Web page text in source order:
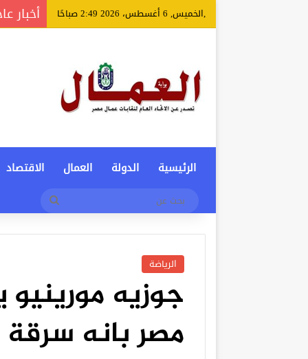
,الخميس, 6 أغسطس، 2026 2:49 صباحًا أخبار
الرئيسية الدولة العمال
الاقتصاد
الرياضة
جوزيه
مصر بانه